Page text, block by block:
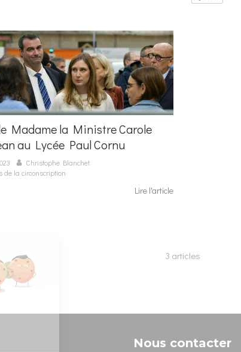
Madame la Ministre Carole
au Lycée Paul Cornu
Christophe Blanchet
de la circonscription
Lire l'article
3 articles
Nous contacter